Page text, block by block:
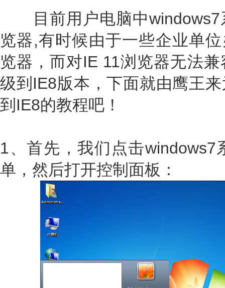
目前用户电脑中windows7
览器,有时候由于一些企业单
览器，而对IE 11浏览器无法
级到IE8版本，下面就由鹰王
到IE8的教程吧！
1、首先，我们点击
单，然后打开控制面板：